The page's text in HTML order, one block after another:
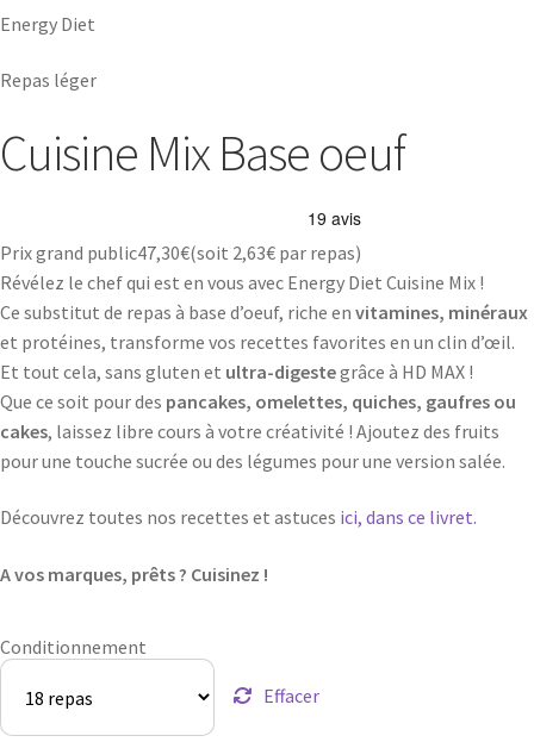
Energy Diet
Repas léger
Cuisine Mix Base oeuf
Prix grand public47,30€(soit 2,63€ par repas)
Révélez le chef qui est en vous avec Energy Diet Cuisine Mix !
Ce substitut de repas à base d’oeuf, riche en vitamines, minéraux
et protéines, transforme vos recettes favorites en un clin d’œil.
Et tout cela, sans gluten et ultra-digestegrâce à HD MAX !
Que ce soit pour des pancakes, omelettes, quiches, gaufres ou
cakes, laissez libre cours à votre créativité ! Ajoutez des fruits
pour une touche sucrée ou des légumes pour une version salée.
Découvrez toutes nos recettes et astuces ici, dans ce livret.
A vos marques, prêts ? Cuisinez !
Conditionnement
Effacer